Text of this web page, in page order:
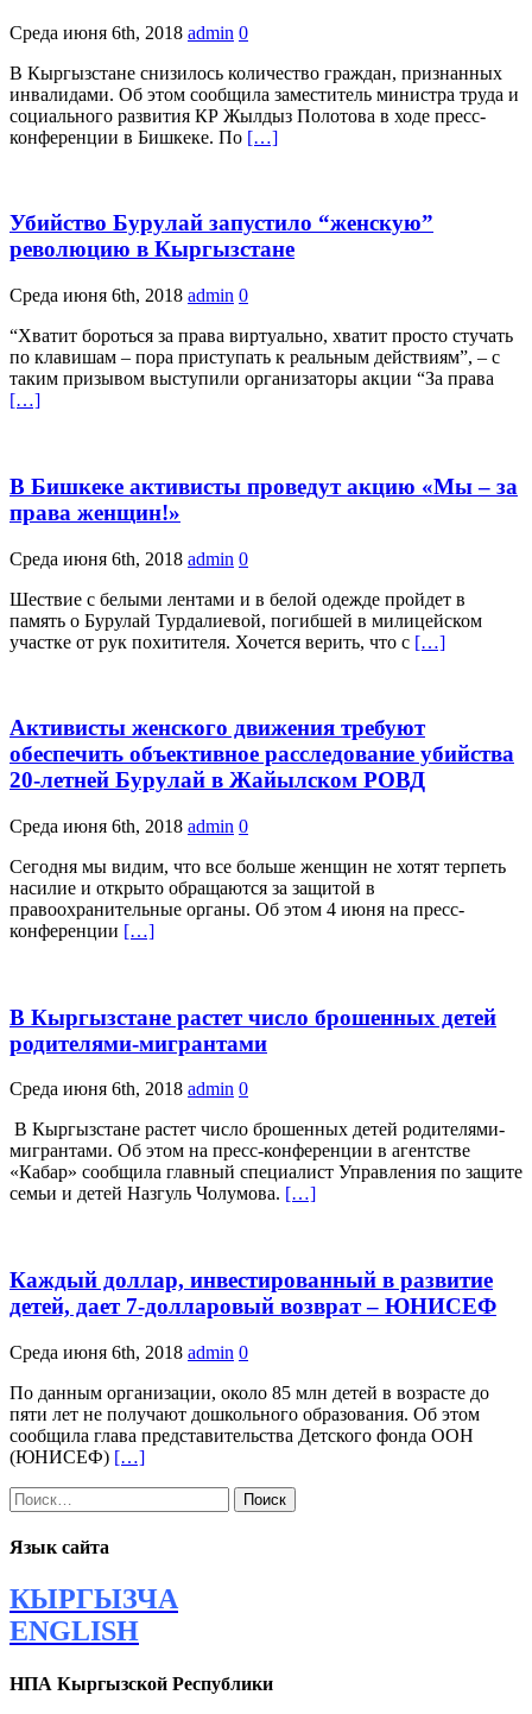
Среда июня 6th, 2018 admin 0
В Кыргызстане снизилось количество граждан, признанных
инвалидами. Об этом сообщила заместитель министра труда и
социального развития КР Жылдыз Полотова в ходе пресс-
конференции в Бишкеке. По […]
Убийство Бурулай запустило “женскую”
революцию в Кыргызстане
Среда июня 6th, 2018 admin 0
“Хватит бороться за права виртуально, хватит просто стучать
по клавишам – пора приступать к реальным действиям”, – с
таким призывом выступили организаторы акции “За права
[…]
В Бишкеке активисты проведут акцию «Мы – за
права женщин!»
Среда июня 6th, 2018 admin 0
Шествие с белыми лентами и в белой одежде пройдет в
память о Бурулай Турдалиевой, погибшей в милицейском
участке от рук похитителя. Хочется верить, что с […]
Активисты женского движения требуют
обеспечить объективное расследование убийства
20-летней Бурулай в Жайылском РОВД
Среда июня 6th, 2018 admin 0
Сегодня мы видим, что все больше женщин не хотят терпеть
насилие и открыто обращаются за защитой в
правоохранительные органы. Об этом 4 июня на пресс-
конференции […]
В Кыргызстане растет число брошенных детей
родителями-мигрантами
Среда июня 6th, 2018 admin 0
В Кыргызстане растет число брошенных детей родителями-
мигрантами. Об этом на пресс-конференции в агентстве
«Кабар» сообщила главный специалист Управления по защите
семьи и детей Назгуль Чолумова. […]
Каждый доллар, инвестированный в развитие
детей, дает 7-долларовый возврат – ЮНИСЕФ
Среда июня 6th, 2018 admin 0
По данным организации, около 85 млн детей в возрасте до
пяти лет не получают дошкольного образования. Об этом
сообщила глава представительства Детского фонда ООН
(ЮНИСЕФ) […]
Найти:
Язык сайта
КЫРГЫЗЧА
ENGLISH
НПА Кыргызской Республики